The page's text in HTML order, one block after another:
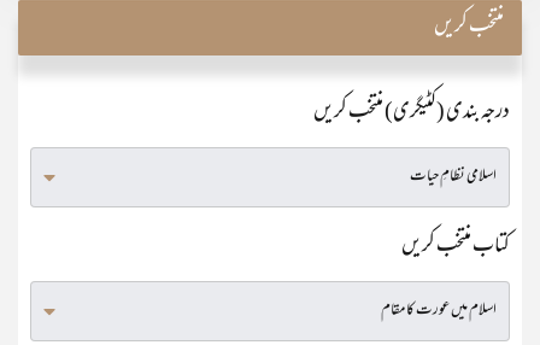
منتخب کریں
درجہ بندی (کٹیگری) منتخب کریں
کتاب منتخب کریں